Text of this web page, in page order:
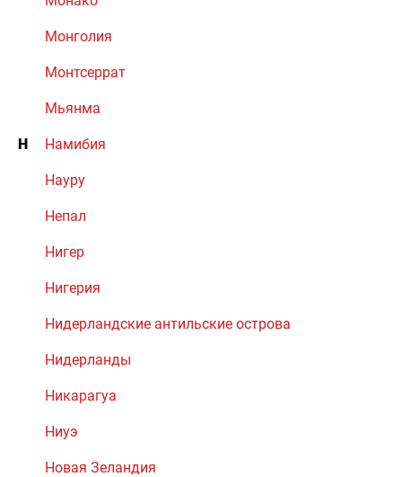
Монголия
Монтсеррат
Мьянма
Н Намибия
Науру
Непал
Нигер
Нигерия
Нидерландские антильские острова
Нидерланды
Никарагуа
Ниуэ
Новая Зеландия